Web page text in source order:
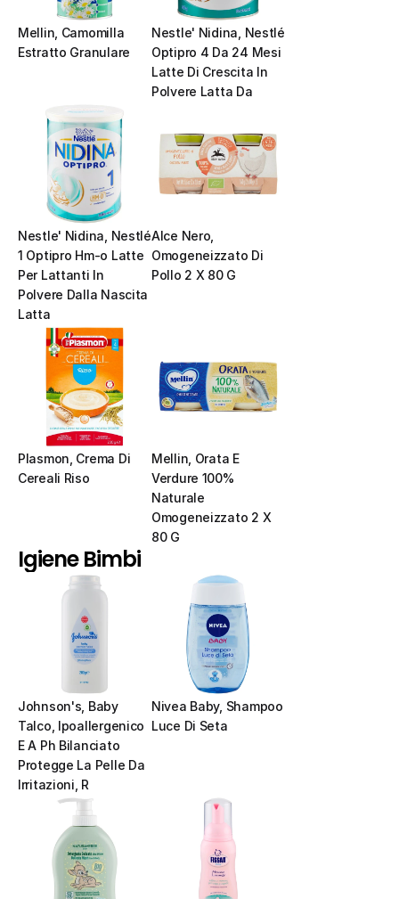
Mellin, Camomilla
Estratto Granulare
Nestle' Nidina, Nestlé
Optipro 4 Da 24 Mesi
Latte Di Crescita In
Polvere Latta Da
Nestle' Nidina, Nestlé
1 Optipro Hm-o Latte
Per Lattanti In
Polvere Dalla Nascita
Latta
Alce Nero,
Omogeneizzato Di
Pollo 2 X 80 G
Plasmon, Crema Di
Cereali Riso
Mellin, Orata E
Verdure 100%
Naturale
Omogeneizzato 2 X
80 G
Igiene Bimbi
Johnson's, Baby
Talco, Ipoallergenico
E A Ph Bilanciato
Protegge La Pelle Da
Irritazioni, R
Nivea Baby, Shampoo
Luce Di Seta